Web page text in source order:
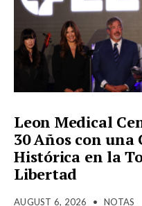
Leon Medical
30 Años con una
Histórica en la
Libertad
AUGUST 6, 2026 • NOTAS